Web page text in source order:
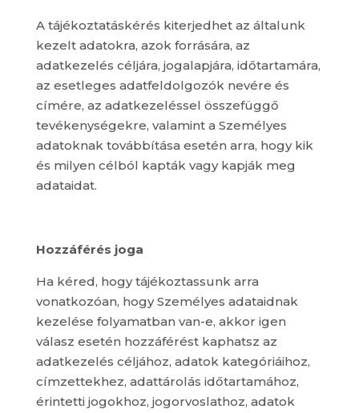
A tájékoztatáskérés kiterjedhet az általunk
kezelt adatokra, azok forrására, az
adatkezelés céljára, jogalapjára, időtartamára,
az esetleges adatfeldolgozók nevére és
címére, az adatkezeléssel összefüggő
tevékenységekre, valamint a Személyes
adatoknak továbbítása esetén arra, hogy kik
és milyen célból kapták vagy kapják meg
adataidat.
Hozzáférés joga
Ha kéred, hogy tájékoztassunk arra
vonatkozóan, hogy Személyes adataidnak
kezelése folyamatban van-e, akkor igen
válasz esetén hozzáférést kaphatsz az
adatkezelés céljához, adatok kategóriáihoz,
címzettekhez, adattárolás időtartamához,
érintetti jogokhoz, jogorvoslathoz, adatok